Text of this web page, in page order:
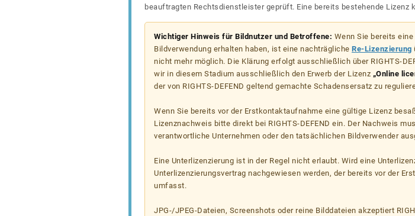
beauftragten Rechtsdienstleister geprüft. Eine bereits bestehende Lizenz
Wichtiger Hinweis für Bildnutzer und Betroffene: Wenn Sie bereits eine
Bildverwendung erhalten haben, ist eine nachträgliche Re-Lizenzierung
nicht mehr möglich. Die Klärung erfolgt ausschließlich über RIGHTS-
wir in diesem Stadium ausschließlich den Erwerb der Lizenz „Online
der von RIGHTS-DEFEND geltend gemachte Schadensersatz zu
Wenn Sie bereits vor der Erstkontaktaufnahme eine gültige Lizenz
Lizenznachweis bitte direkt bei RIGHTS-DEFEND ein. Der Nachweis
verantwortliche Unternehmen oder den tatsächlichen Bildverwender
Eine Unterlizenzierung ist in der Regel nicht erlaubt. Wird eine
Unterlizenzierungsvertrag nachgewiesen werden, der bereits vor der
umfasst.
JPG-/JPEG-Dateien, Screenshots oder reine Bilddateien akzeptiert